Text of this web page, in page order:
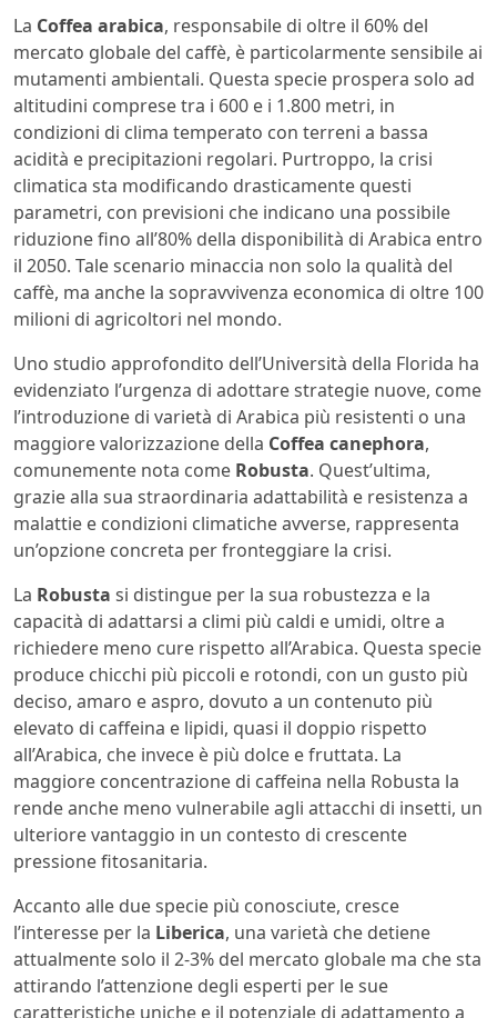
La Coffea arabica, responsabile di oltre il 60% del
mercato globale del caffè, è particolarmente sensibile ai
mutamenti ambientali. Questa specie prospera solo ad
altitudini comprese tra i 600 e i 1.800 metri, in
condizioni di clima temperato con terreni a bassa
acidità e precipitazioni regolari. Purtroppo, la crisi
climatica sta modificando drasticamente questi
parametri, con previsioni che indicano una possibile
riduzione fino all’80% della disponibilità di Arabica entro
il 2050. Tale scenario minaccia non solo la qualità del
caffè, ma anche la sopravvivenza economica di oltre 100
milioni di agricoltori nel mondo.
Uno studio approfondito dell’Università della Florida ha
evidenziato l’urgenza di adottare strategie nuove, come
l’introduzione di varietà di Arabica più resistenti o una
maggiore valorizzazione della Coffea canephora,
comunemente nota come Robusta. Quest’ultima,
grazie alla sua straordinaria adattabilità e resistenza a
malattie e condizioni climatiche avverse, rappresenta
un’opzione concreta per fronteggiare la crisi.
La Robusta si distingue per la sua robustezza e la
capacità di adattarsi a climi più caldi e umidi, oltre a
richiedere meno cure rispetto all’Arabica. Questa specie
produce chicchi più piccoli e rotondi, con un gusto più
deciso, amaro e aspro, dovuto a un contenuto più
elevato di caffeina e lipidi, quasi il doppio rispetto
all’Arabica, che invece è più dolce e fruttata. La
maggiore concentrazione di caffeina nella Robusta la
rende anche meno vulnerabile agli attacchi di insetti, un
ulteriore vantaggio in un contesto di crescente
pressione fitosanitaria.
Accanto alle due specie più conosciute, cresce
l’interesse per la Liberica, una varietà che detiene
attualmente solo il 2-3% del mercato globale ma che sta
attirando l’attenzione degli esperti per le sue
caratteristiche uniche e il potenziale di adattamento a